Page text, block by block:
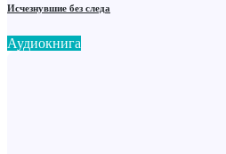
Исчезнувшие без следа
Аудиокнига